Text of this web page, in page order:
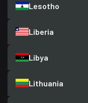
Lesotho
Liberia
Libya
Lithuania